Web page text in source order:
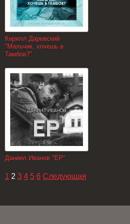
Кирилл Даревский
"Мальчик, хочешь в
Тамбов?"
Даниил Иванов "EP"
1 2 3 4 5 6 Следующая